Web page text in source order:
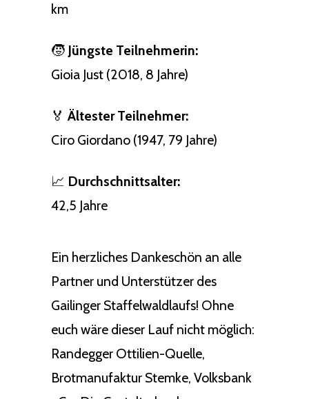
km
🧒 Jüngste Teilnehmerin:
Gioia Just (2018, 8 Jahre)
🏅 Ältester Teilnehmer:
Ciro Giordano (1947, 79 Jahre)
📈 Durchschnittsalter:
42,5 Jahre
Ein herzliches Dankeschön an alle
Partner und Unterstützer des
Gailinger Staffelwaldlaufs! Ohne
euch wäre dieser Lauf nicht möglich:
Randegger Ottilien-Quelle,
Brotmanufaktur Stemke, Volksbank